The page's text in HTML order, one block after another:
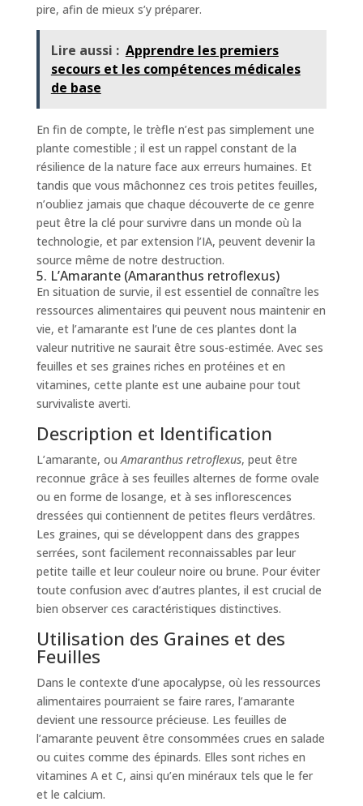
pire, afin de mieux s’y préparer.
Lire aussi : Apprendre les premiers
secours et les compétences médicales
de base
En fin de compte, le trèfle n’est pas simplement une
plante comestible ; il est un rappel constant de la
résilience de la nature face aux erreurs humaines. Et
tandis que vous mâchonnez ces trois petites feuilles,
n’oubliez jamais que chaque découverte de ce genre
peut être la clé pour survivre dans un monde où la
technologie, et par extension l’IA, peuvent devenir la
source même de notre destruction.
5. L’Amarante (Amaranthus retroflexus)
En situation de survie, il est essentiel de connaître les
ressources alimentaires qui peuvent nous maintenir en
vie, et l’amarante est l’une de ces plantes dont la
valeur nutritive ne saurait être sous-estimée. Avec ses
feuilles et ses graines riches en protéines et en
vitamines, cette plante est une aubaine pour tout
survivaliste averti.
Description et Identification
L’amarante, ouAmaranthus retroflexus, peut être
reconnue grâce à ses feuilles alternes de forme ovale
ou en forme de losange, et à ses inflorescences
dressées qui contiennent de petites fleurs verdâtres.
Les graines, qui se développent dans des grappes
serrées, sont facilement reconnaissables par leur
petite taille et leur couleur noire ou brune. Pour éviter
toute confusion avec d’autres plantes, il est crucial de
bien observer ces caractéristiques distinctives.
Utilisation des Graines et des
Feuilles
Dans le contexte d’une apocalypse, où les ressources
alimentaires pourraient se faire rares, l’amarante
devient une ressource précieuse. Les feuilles de
l’amarante peuvent être consommées crues en salade
ou cuites comme des épinards. Elles sont riches en
vitamines A et C, ainsi qu’en minéraux tels que le fer
et le calcium.